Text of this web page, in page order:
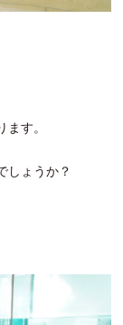
す。
しょうか？